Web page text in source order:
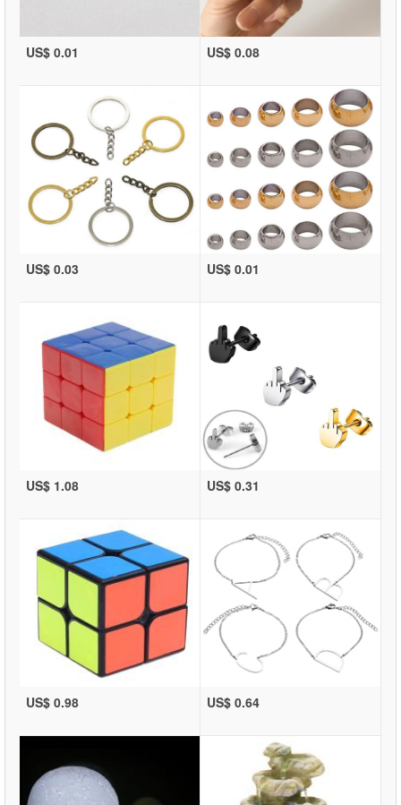
US$ 0.01 US$ 0.08
US$ 0.03 US$ 0.01
US$ 1.08 US$ 0.31
US$ 0.98 US$ 0.64